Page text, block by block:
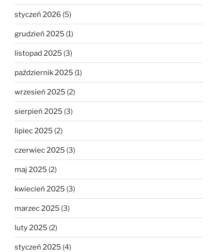
styczeń 2026 (5)
grudzień 2025 (1)
listopad 2025 (3)
październik 2025 (1)
wrzesień 2025 (2)
sierpień 2025 (3)
lipiec 2025 (2)
czerwiec 2025 (3)
maj 2025 (2)
kwiecień 2025 (3)
marzec 2025 (3)
luty 2025 (2)
styczeń 2025 (4)